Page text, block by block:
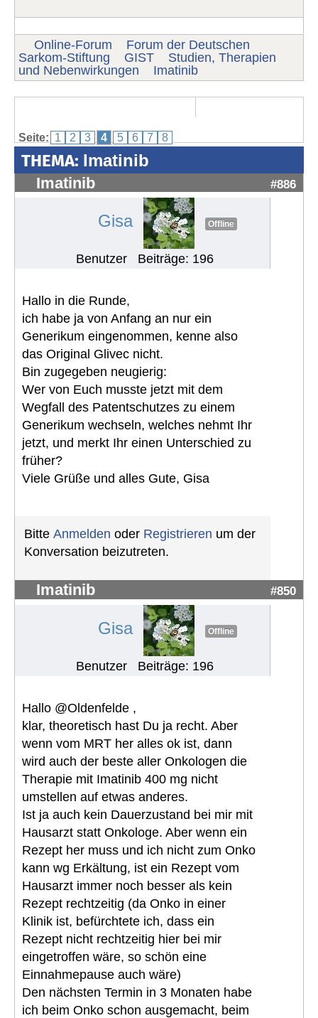
Online-Forum
Forum der Deutschen
Sarkom-Stiftung
GIST
Studien, Therapien
und Nebenwirkungen
Imatinib
Seite: 1 2 3 4 5 6 7 8
THEMA: Imatinib
Imatinib #886
Gisa Offline
Benutzer Beiträge: 196
Hallo in die Runde,
ich habe ja von Anfang an nur ein
Generikum eingenommen, kenne also
das Original Glivec nicht.
Bin zugegeben neugierig:
Wer von Euch musste jetzt mit dem
Wegfall des Patentschutzes zu einem
Generikum wechseln, welches nehmt Ihr
jetzt, und merkt Ihr einen Unterschied zu
früher?
Viele Grüße und alles Gute, Gisa
Bitte Anmelden oder Registrieren um der
Konversation beizutreten.
Imatinib #850
Gisa Offline
Benutzer Beiträge: 196
Hallo @Oldenfelde ,
klar, theoretisch hast Du ja recht. Aber
wenn vom MRT her alles ok ist, dann
wird auch der beste aller Onkologen die
Therapie mit Imatinib 400 mg nicht
umstellen auf etwas anderes.
Ist ja auch kein Dauerzustand bei mir mit
Hausarzt statt Onkologe. Aber wenn ein
Rezept her muss und ich nicht zum Onko
kann wg Erkältung, ist ein Rezept vom
Hausarzt immer noch besser als kein
Rezept rechtzeitig (da Onko in einer
Klinik ist, befürchtete ich, dass ein
Rezept nicht rechtzeitig hier bei mir
eingetroffen wäre, so schön eine
Einnahmepause auch wäre)
Den nächsten Termin in 3 Monaten habe
ich beim Onko schon ausgemacht, beim